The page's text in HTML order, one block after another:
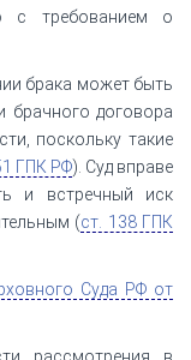
с требованием о
брака может быть
брачного договора
поскольку такие
ГПК РФ). Суд вправе
и встречный иск
(ст. 138 ГПК
Суда РФ от
рассмотрения в